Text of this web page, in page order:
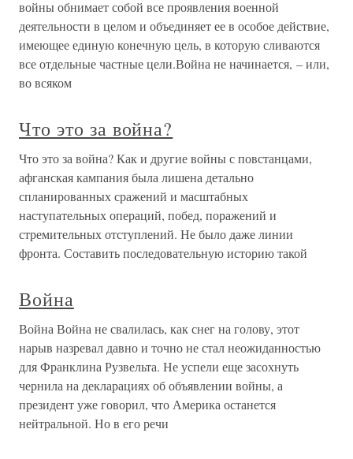
войны обнимает собой все проявления военной
деятельности в целом и объединяет ее в особое действие,
имеющее единую конечную цель, в которую сливаются
все отдельные частные цели.Война не начинается, – или,
во всяком
Что это за война?
Что это за война? Как и другие войны с повстанцами,
афганская кампания была лишена детально
спланированных сражений и масштабных
наступательных операций, побед, поражений и
стремительных отступлений. Не было даже линии
фронта. Составить последовательную историю такой
Война
Война Война не свалилась, как снег на голову, этот
нарыв назревал давно и точно не стал неожиданностью
для Франклина Рузвельта. Не успели еще засохнуть
чернила на декларациях об объявлении войны, а
президент уже говорил, что Америка останется
нейтральной. Но в его речи